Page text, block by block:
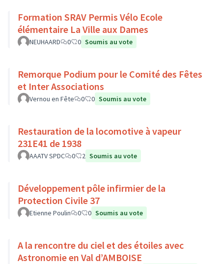
Formation SRAV Permis Vélo Ecole
élémentaire La Ville aux Dames
NEUHAARD 0 0 Soumis au vote
Remorque Podium pour le Comité des Fêtes
et Inter Associations
Vernou en Fête 0 0 Soumis au vote
Restauration de la locomotive à vapeur
231E41 de 1938
AAATV SPDC 0 2 Soumis au vote
Développement pôle infirmier de la
Protection Civile 37
Etienne Poulin 0 0 Soumis au vote
A la rencontre du ciel et des étoiles avec
Astronomie en Val d’AMBOISE